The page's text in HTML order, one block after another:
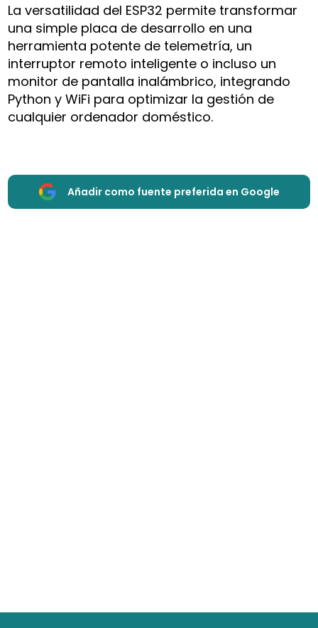
La versatilidad del ESP32 permite transformar
una simple placa de desarrollo en una
herramienta potente de telemetría, un
interruptor remoto inteligente o incluso un
monitor de pantalla inalámbrico, integrando
Python y WiFi para optimizar la gestión de
cualquier ordenador doméstico.
Añadir como fuente preferida en Google